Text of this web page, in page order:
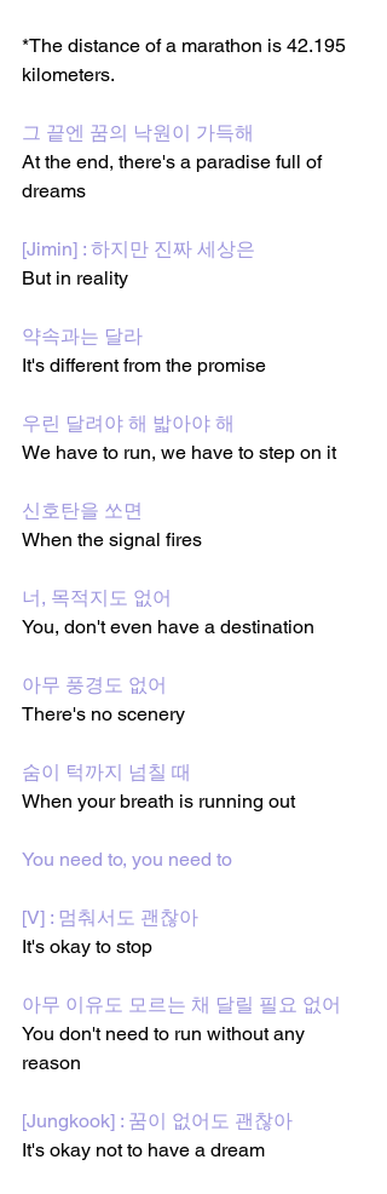
*The distance of a marathon is 42.195
kilometers.
그 끝엔 꿈의 낙원이 가득해
At the end, there's a paradise full of
dreams
[Jimin] : 하지만 진짜 세상은
But in reality
약속과는 달라
It's different from the promise
우린 달려야 해 밟아야 해
We have to run, we have to step on it
신호탄을 쏘면
When the signal fires
너, 목적지도 없어
You, don't even have a destination
아무 풍경도 없어
There's no scenery
숨이 턱까지 넘칠 때
When your breath is running out
You need to, you need to
[V] : 멈춰서도 괜찮아
It's okay to stop
아무 이유도 모르는 채 달릴 필요 없어
You don't need to run without any
reason
[Jungkook] : 꿈이 없어도 괜찮아
It's okay not to have a dream